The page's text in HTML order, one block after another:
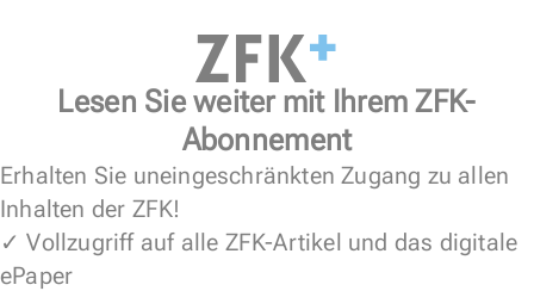
Lesen Sie weiter mit Ihrem ZFK-
Abonnement
Erhalten Sie uneingeschränkten Zugang zu allen
Inhalten der ZFK!
✓ Vollzugriff auf alle ZFK-Artikel und das digitale
ePaper